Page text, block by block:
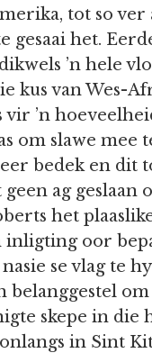
tot so
gesaai het.
’n hele
kus van Wes-
vir ’n
om slawe
bedek en dit
ag geslaan
het
inligting oor
nasie se vlag te
belanggestel
skepe in
in Sint